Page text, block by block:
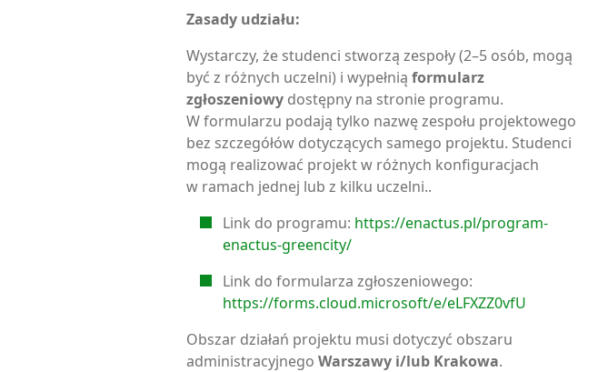
Zasady udziału:
Wystarczy, że studenci stworzą zespoły (2–5 osób, mogą
być z różnych uczelni) i wypełnią formularz
zgłoszeniowy dostępny na stronie programu.
W formularzu podają tylko nazwę zespołu projektowego
bez szczegółów dotyczących samego projektu. Studenci
mogą realizować projekt w różnych konfiguracjach
w ramach jednej lub z kilku uczelni..
Link do programu: https://enactus.pl/program-
enactus-greencity/
Link do formularza zgłoszeniowego:
https://forms.cloud.microsoft/e/eLFXZZ0vfU
Obszar działań projektu musi dotyczyć obszaru
administracyjnego Warszawy i/lub Krakowa.